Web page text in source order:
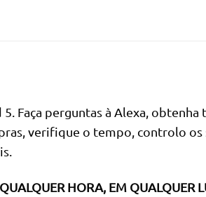
Faça perguntas à Alexa, obtenha
verifique o tempo, controlo os
HORA, EM QUALQUER